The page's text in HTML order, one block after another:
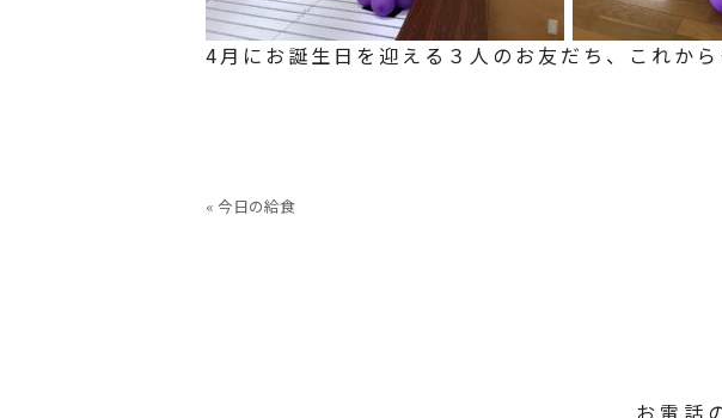
4月にお誕生日を迎える３人のお友だち、これか
« 今日の給食
お電話